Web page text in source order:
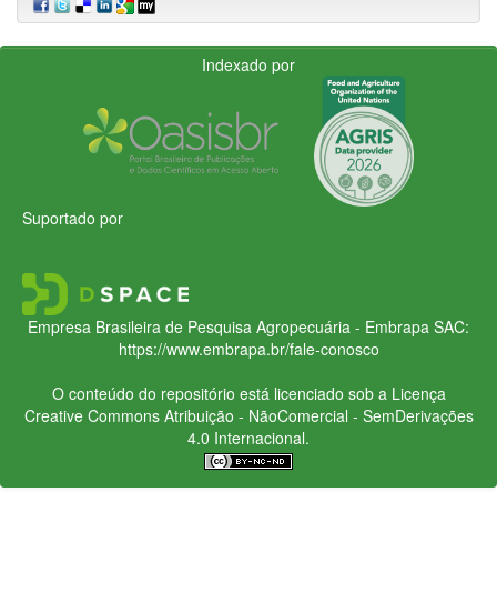
Indexado por
Suportado por
Empresa Brasileira de Pesquisa Agropecuária - Embrapa SAC:
https://www.embrapa.br/fale-conosco
O conteúdo do repositório está licenciado sob a Licença
Creative CommonsAtribuição - NãoComercial - SemDerivações
4.0 Internacional.